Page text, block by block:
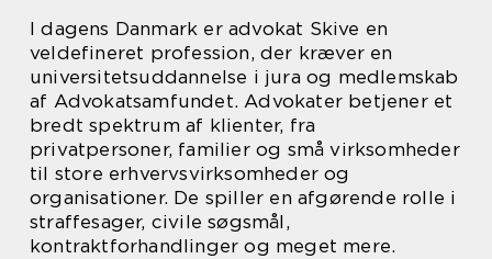
I dagens Danmark er advokat Skive en
veldefineret profession, der kræver en
universitetsuddannelse i jura og medlemskab
af Advokatsamfundet. Advokater betjener et
bredt spektrum af klienter, fra
privatpersoner, familier og små virksomheder
til store erhvervsvirksomheder og
organisationer. De spiller en afgørende rolle i
straffesager, civile søgsmål,
kontraktforhandlinger og meget mere.